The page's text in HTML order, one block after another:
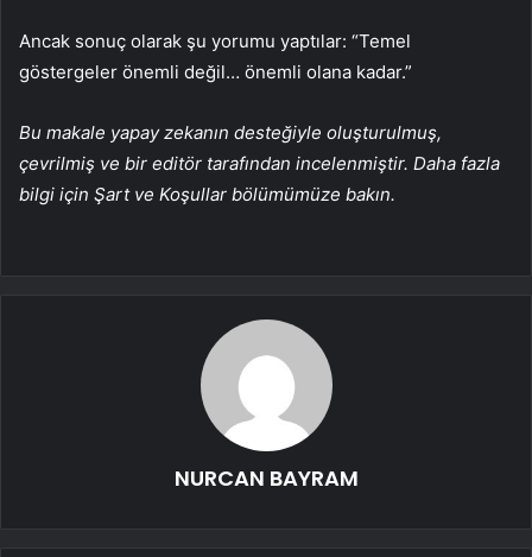
Ancak sonuç olarak şu yorumu yaptılar: “Temel
göstergeler önemli değil… önemli olana kadar.”
Bu makale yapay zekanın desteğiyle oluşturulmuş,
çevrilmiş ve bir editör tarafından incelenmiştir. Daha fazla
bilgi için Şart ve Koşullar bölümümüze bakın.
NURCAN BAYRAM